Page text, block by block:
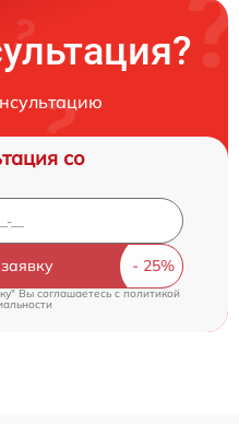
со
Вы соглашаетесь c политикой